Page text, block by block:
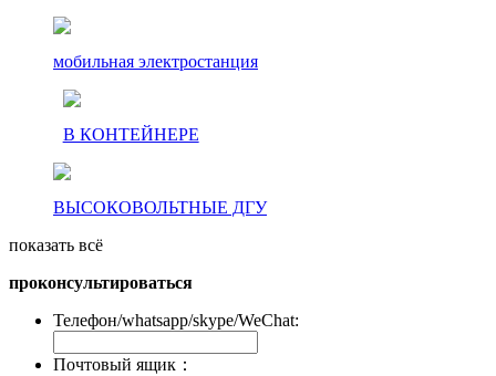
мобильная электростанция
В КОНТЕЙНЕРЕ
ВЫСОКОВОЛЬТНЫЕ ДГУ
показать всё
проконсультироваться
Телефон/whatsapp/skype/WeChat:
Почтовый ящик：